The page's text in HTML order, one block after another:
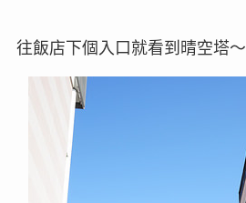
往飯店下個入口就看到晴空塔～